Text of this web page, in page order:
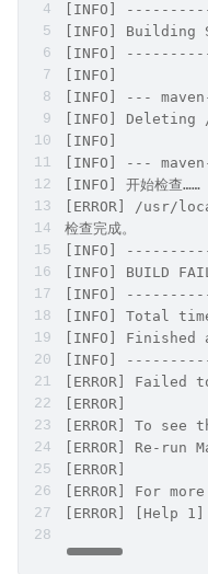
[INFO]
[INFO] Building
[INFO]
[INFO]
[INFO] ---
[INFO] Deleting
[INFO]
[INFO] ---
[INFO] 开始检查……
[ERROR] /usr/
检查完成。
[INFO]
[INFO] BUILD
[INFO]
[INFO] Total
[INFO] Finished
[INFO]
[ERROR]
[ERROR]
[ERROR] To
[ERROR] Re-
[ERROR]
[ERROR] For
[ERROR] [Help